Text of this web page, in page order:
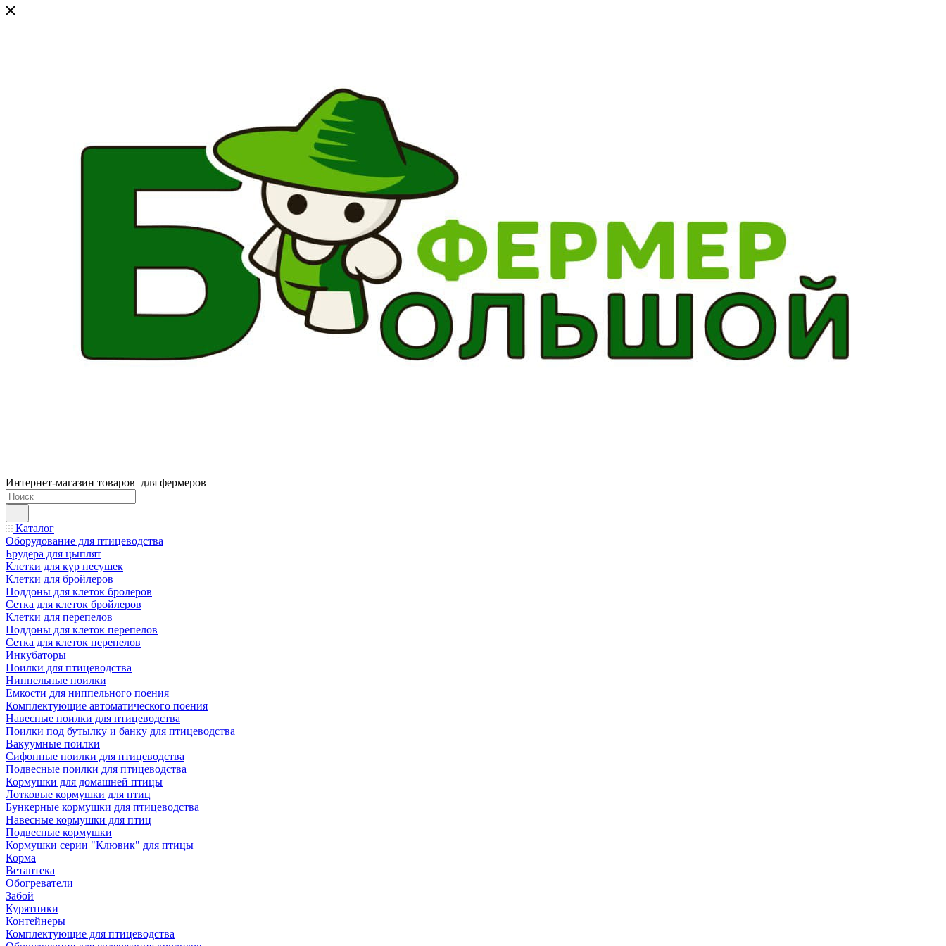
Интернет-магазин товаров для фермеров
Каталог
Оборудование для птицеводства
Брудера для цыплят
Клетки для кур несушек
Клетки для бройлеров
Поддоны для клеток бролеров
Сетка для клеток бройлеров
Клетки для перепелов
Поддоны для клеток перепелов
Сетка для клеток перепелов
Инкубаторы
Поилки для птицеводства
Ниппельные поилки
Емкости для ниппельного поения
Комплектующие автоматического поения
Навесные поилки для птицеводства
Поилки под бутылку и банку для птицеводства
Вакуумные поилки
Сифонные поилки для птицеводства
Подвесные поилки для птицеводства
Кормушки для домашней птицы
Лотковые кормушки для птиц
Бункерные кормушки для птицеводства
Навесные кормушки для птиц
Подвесные кормушки
Кормушки серии "Клювик" для птицы
Корма
Ветаптека
Обогреватели
Забой
Курятники
Контейнеры
Комплектующие для птицеводства